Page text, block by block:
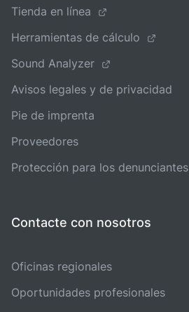
Tienda en línea
Herramientas de cálculo
Sound Analyzer
Avisos legales y de privacidad
Pie de imprenta
Proveedores
Protección para los denunciantes
Contacte con nosotros
Oficinas regionales
Oportunidades profesionales